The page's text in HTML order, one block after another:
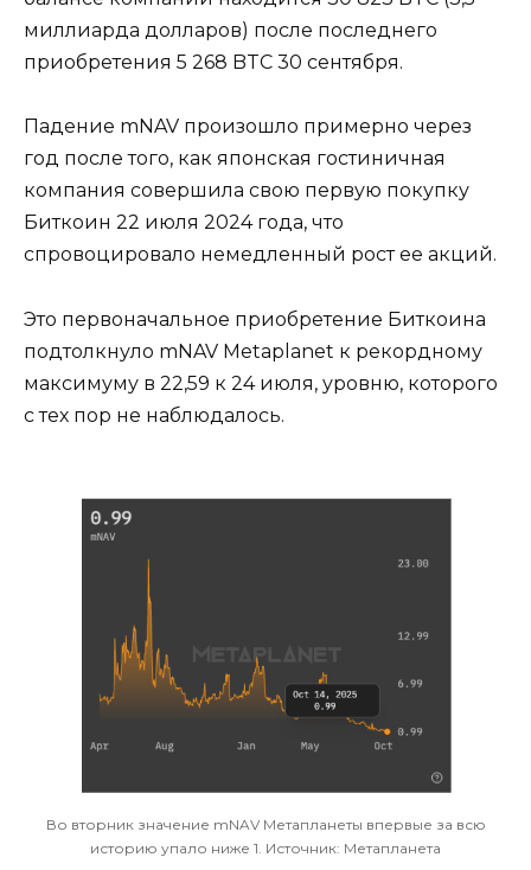
миллиарда долларов) после последнего
приобретения 5 268 BTC 30 сентября.
Падение mNAV произошло примерно через
год после того, как японская гостиничная
компания совершила свою первую покупку
Биткоин 22 июля 2024 года, что
спровоцировало немедленный рост ее акций.
Это первоначальное приобретение Биткоина
подтолкнуло mNAV Metaplanet к рекордному
максимуму в 22,59 к 24 июля, уровню, которого
с тех пор не наблюдалось.
Во вторник значение mNAV Метапланеты впервые за всю
историю упало ниже 1. Источник: Метапланета